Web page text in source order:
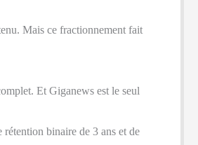
Mais ce fractionnement fait
Et Giganews est le seul
binaire de 3 ans et de